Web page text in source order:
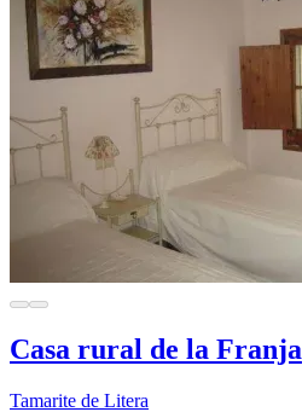
Casa rural de la Franja
Tamarite de Litera